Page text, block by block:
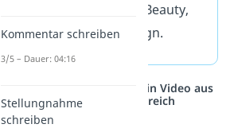
— z. B. Gourmet, Beauty,
Bücher oder Design.
Studyflix vernetzt: Hier ein Video aus
einem anderen Bereich
Kommentar schreiben
3/5 – Dauer: 04:16
Stellungnahme
schreiben